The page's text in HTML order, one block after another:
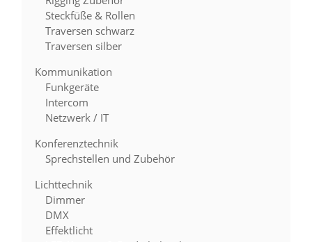
Steckfüße & Rollen
Traversen schwarz
Traversen silber
Kommunikation
Funkgeräte
Intercom
Netzwerk / IT
Konferenztechnik
Sprechstellen und Zubehör
Lichttechnik
Dimmer
DMX
Effektlicht